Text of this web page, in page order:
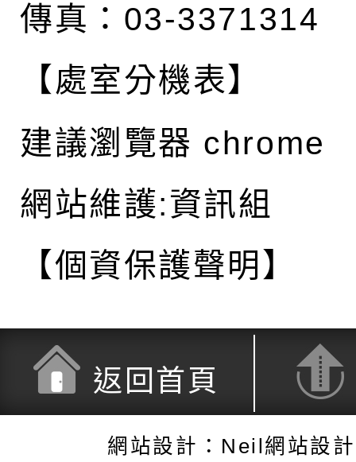
傳真：03-3371314
【處室分機表】
建議瀏覽器 chrome
網站維護:資訊組
【個資保護聲明】
返回首頁
網站設計：Neil網站設